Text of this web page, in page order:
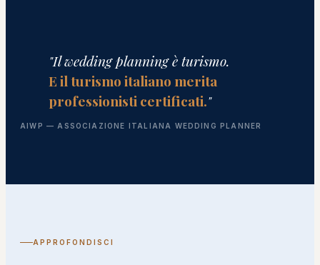
"Il wedding planning è turismo.
E il turismo italiano merita
professionisti certificati."
AIWP — ASSOCIAZIONE ITALIANA WEDDING PLANNER
APPROFONDISCI